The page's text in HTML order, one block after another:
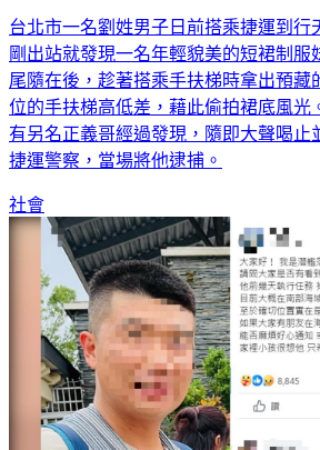
台北市一名劉姓男子日前搭乘捷運到行
剛出站就發現一名年輕貌美的短裙制服
尾隨在後，趁著搭乘手扶梯時拿出預藏
位的手扶梯高低差，藉此偷拍裙底風光
有另名正義哥經過發現，隨即大聲喝止
捷運警察，當場將他逮捕。
社會